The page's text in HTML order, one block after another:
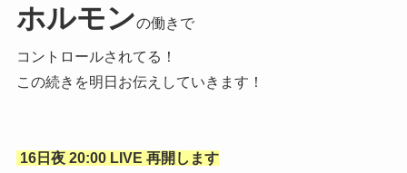
ホルモンの働きで
コントロールされてる！
この続きを明日お伝えしていきます！
16日夜 20:00 LIVE 再開します